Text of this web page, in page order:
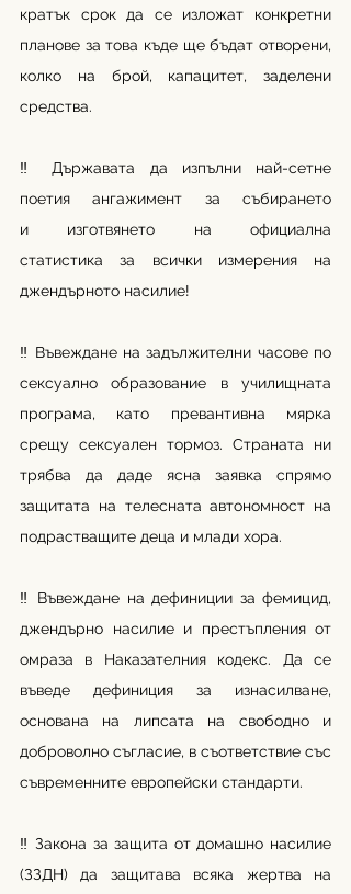
кратък срок да се изложат конкретни
планове за това къде ще бъдат отворени,
колко на брой, капацитет, заделени
средства.
‼ Държавата да изпълни най-сетне
поетия ангажимент за събирането
и изготвянето на официална
статистика за всички измерения на
джендърното насилие!
‼ Въвеждане на задължителни часове по
сексуално образование в училищната
програма, като превантивна мярка
срещу сексуален тормоз. Страната ни
трябва да даде ясна заявка спрямо
защитата на телесната автономност на
подрастващите деца и млади хора.
‼ Въвеждане на дефиниции за фемицид,
джендърно насилие и престъпления от
омраза в Наказателния кодекс. Да се
въведе дефиниция за изнасилване,
основана на липсата на свободно и
доброволно съгласие, в съответствие със
съвременните европейски стандарти.
‼ Закона за защита от домашно насилие
(ЗЗДН) да защитава всяка жертва на